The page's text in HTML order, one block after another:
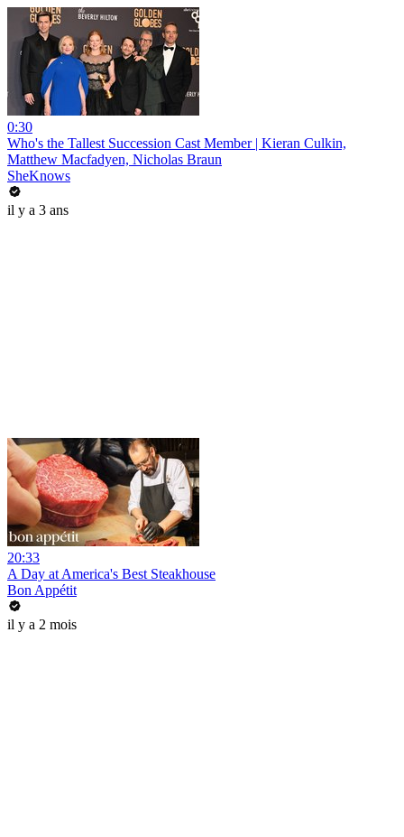
0:30
Who's the Tallest Succession Cast Member | Kieran Culkin,
Matthew Macfadyen, Nicholas Braun
SheKnows
il y a 3 ans
20:33
A Day at America's Best Steakhouse
Bon Appétit
il y a 2 mois